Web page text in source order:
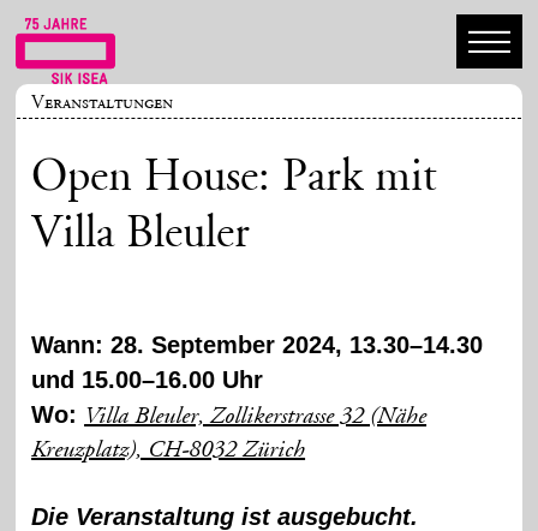
Veranstaltungen
Open House: Park mit
Villa Bleuler
Wann: 28. September 2024, 13.30–14.30
und 15.00–16.00 Uhr
Wo: Villa Bleuler, Zollikerstrasse 32 (Nähe
Kreuzplatz), CH-8032 Zürich
Die Veranstaltung ist ausgebucht.